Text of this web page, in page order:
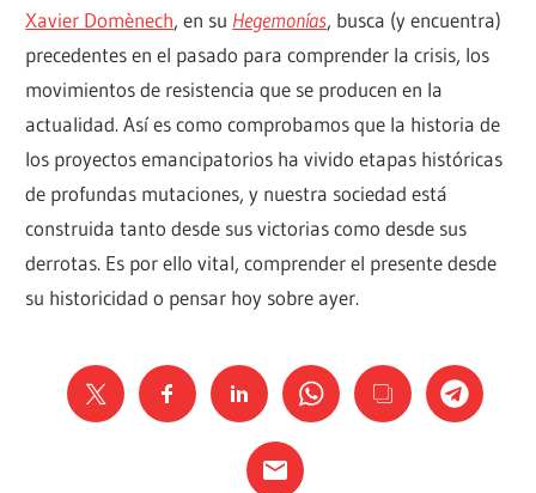
Xavier Domènech, en su Hegemonías, busca (y encuentra)
precedentes en el pasado para comprender la crisis, los
movimientos de resistencia que se producen en la
actualidad. Así es como comprobamos que la historia de
los proyectos emancipatorios ha vivido etapas históricas
de profundas mutaciones, y nuestra sociedad está
construida tanto desde sus victorias como desde sus
derrotas. Es por ello vital, comprender el presente desde
su historicidad o pensar hoy sobre ayer.